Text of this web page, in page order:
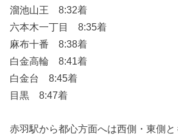
溜池山王 8:32着
六本木一丁目 8:35着
麻布十番 8:38着
白金高輪 8:41着
白金台 8:45着
目黒 8:47着
赤羽駅から都心方面へは西側・東側